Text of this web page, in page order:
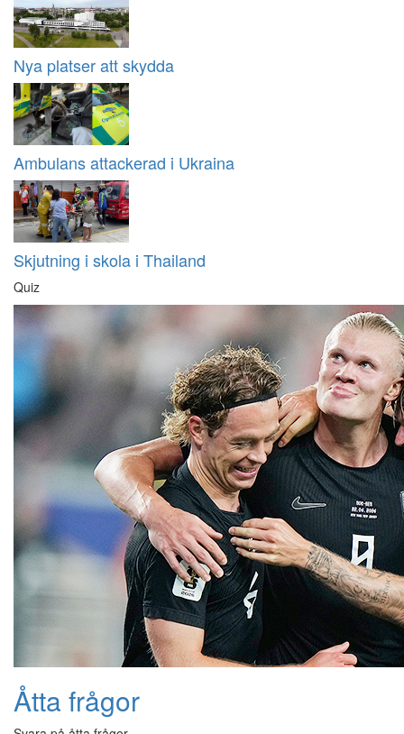
Nya platser att skydda
Ambulans attackerad i Ukraina
Skjutning i skola i Thailand
Quiz
Åtta frågor